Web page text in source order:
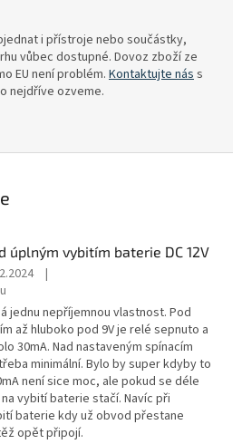
i přístroje nebo součástky,
vůbec dostupné. Dovoz zboží ze
EU není problém. Kontaktujte náss
nejdříve ozveme.
úplným vybitím baterie DC 12V
|
jednu nepříjemnou vlastnost. Pod
až hluboko pod 9V je relé sepnuto a
30mA. Nad nastaveným spínacím
minimální. Bylo by super kdyby to
není sice moc, ale pokud se déle
vybití baterie stačí. Navíc při
baterie kdy už obvod přestane
opět připojí.